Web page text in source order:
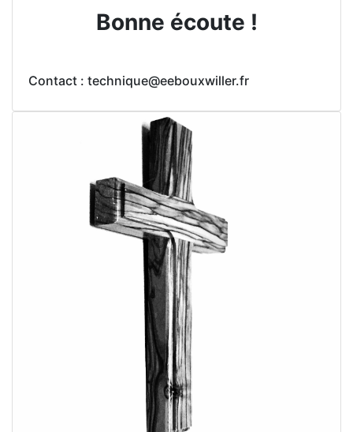
Bonne écoute !
Contact : technique@eebouxwiller.fr